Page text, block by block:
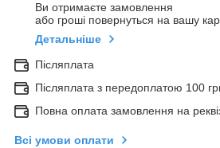
Ви отримаєте замовлення
або гроші повернуться на вашу
Детальніше
Післяплата
Післяплата з передоплатою 100
Повна оплата замовлення на
Всі умови оплати